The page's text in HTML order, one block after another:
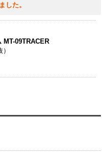
した。
MT-09TRACER